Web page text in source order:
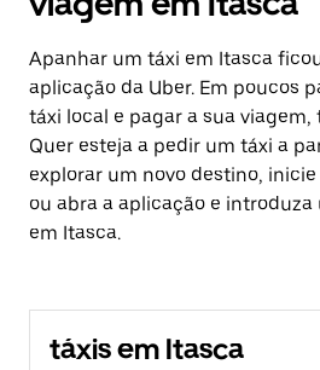
Apanhar um táxi em Itasca
aplicação da Uber. Em poucos
táxi local e pagar a sua
Quer esteja a pedir um táxi a
explorar um novo destino, inicie
ou abra a aplicação e
em Itasca.
táxis em Itasca